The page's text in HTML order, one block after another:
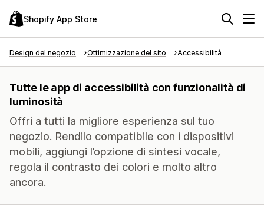
Shopify App Store
Design del negozio Ottimizzazione del sito Accessibilità
Tutte le app di accessibilità con funzionalità di
luminosità
Offri a tutti la migliore esperienza sul tuo
negozio. Rendilo compatibile con i dispositivi
mobili, aggiungi l’opzione di sintesi vocale,
regola il contrasto dei colori e molto altro
ancora.